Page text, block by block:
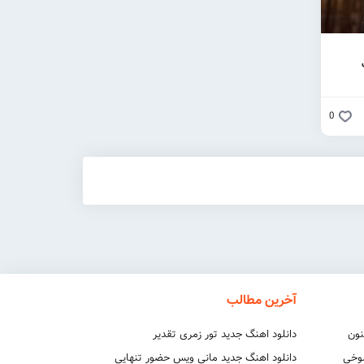
0
آخرین مطالب
دانلود اهنگ جدید تور زمری تقدیر
دانلود اهنگ جدید مانی ویس حضور تنهایی